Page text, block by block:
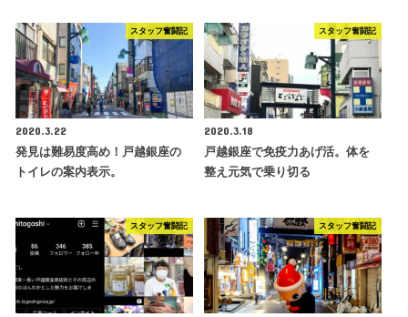
スタッフ奮闘記
2020.3.22
発見は難易度高め！戸越銀座の
トイレの案内表示。
スタッフ奮闘記
2020.3.18
戸越銀座で免疫力あげ活。体を
整え元気で乗り切る
スタッフ奮闘記 スタッフ奮闘記